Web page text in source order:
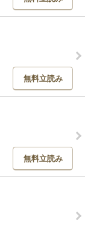
無料立読み
無料立読み